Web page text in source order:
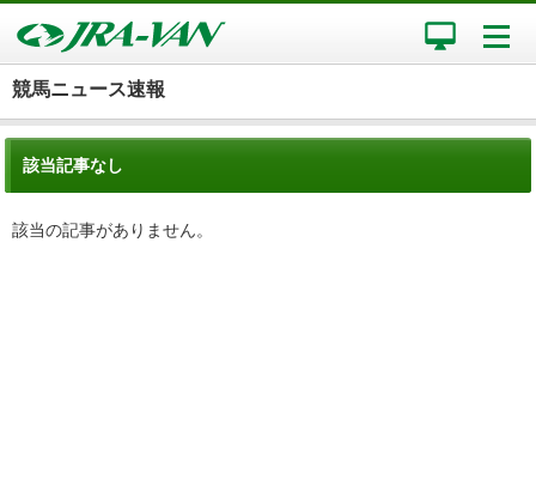
競馬ニュース速報
該当記事なし
該当の記事がありません。